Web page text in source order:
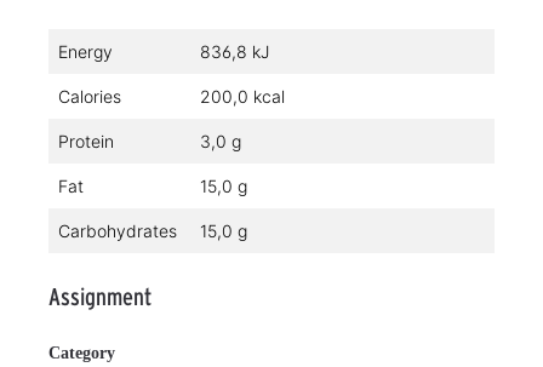
Energy 836,8 kJ
Calories 200,0 kcal
Protein 3,0 g
Fat 15,0 g
Carbohydrates 15,0 g
Assignment
Category